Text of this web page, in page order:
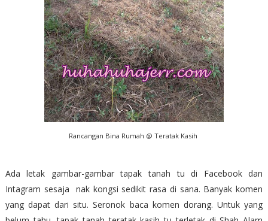
Rancangan Bina Rumah @ Teratak Kasih
Ada letak gambar-gambar tapak tanah tu di Facebook dan
Intagram sesaja nak kongsi sedikit rasa di sana. Banyak komen
yang dapat dari situ. Seronok baca komen dorang. Untuk yang